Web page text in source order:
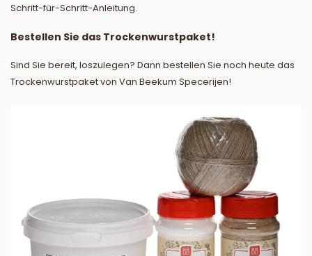
Schritt-für-Schritt-Anleitung.
Bestellen Sie das Trockenwurstpaket!
Sind Sie bereit, loszulegen? Dann bestellen Sie noch heute das
Trockenwurstpaket von Van Beekum Specerijen!